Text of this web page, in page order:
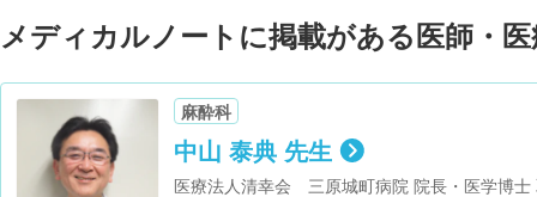
メディカルノートに掲載がある医師・
麻酔科
中山 泰典 先生
医療法人清幸会 三原城町病院 院長・医学博士